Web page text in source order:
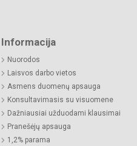
Informacija
Nuorodos
Laisvos darbo vietos
Asmens duomenų apsauga
Konsultavimasis su visuomene
Dažniausiai užduodami klausimai
Pranešėjų apsauga
1,2% parama